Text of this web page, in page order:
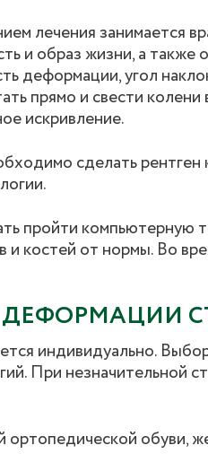
лечения занимается
и образ жизни, а
деформации, угол
прямо и свести
искривление.
сделать
пройти компьютерную
и костей от нормы. Во
ДЕФОРМАЦИИ
индивидуально.
При незначительной
ортопедической обуви,